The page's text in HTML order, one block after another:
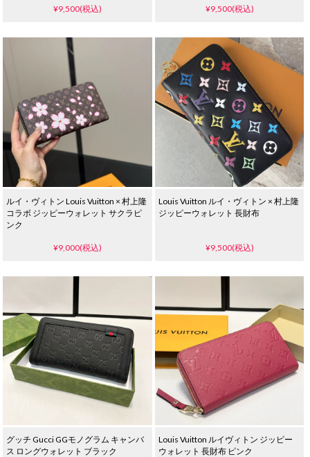
¥9,500(税込) ¥9,500(税込)
ルイ・ヴィトン Louis Vuitton × 村上隆
コラボ ジッピーウォレット サクラピ
ンク
¥9,000(税込)
Louis Vuitton ルイ・ヴィトン × 村上隆
ジッピーウォレット 長財布
¥9,500(税込)
グッチ Gucci GGモノグラム キャンバ
ス ロングウォレット ブラック
Louis Vuitton ルイヴィトン ジッピー
ウォレット 長財布 ピンク